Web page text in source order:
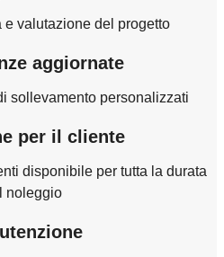
valutazione del progetto
aggiornate
sollevamento personalizzati
per il cliente
disponibile per tutta la durata
noleggio